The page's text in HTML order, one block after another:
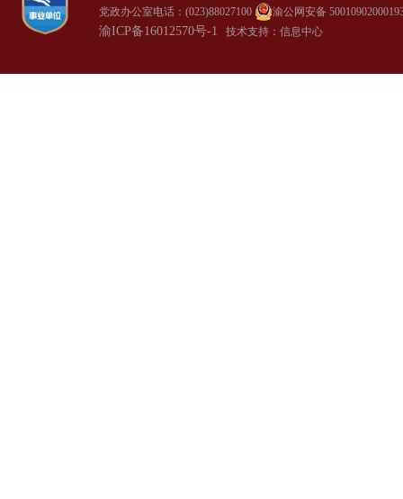
党政办公室电话：(023)88027100
渝公网安备
渝ICP备16012570号-1 技术支持：信息中心